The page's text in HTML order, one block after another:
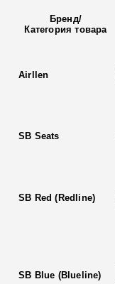
Бренд/
Категория товара
Airllen
SB Seats
SB Red (Redline)
SB Blue (Blueline)